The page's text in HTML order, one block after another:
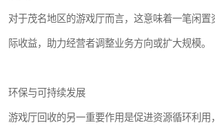
对于茂名地区的游戏厅而言，这意味着一笔闲置
际收益，助力经营者调整业务方向或扩大规模。
环保与可持续发展
游戏厅回收的另一重要作用是促进资源循环利用